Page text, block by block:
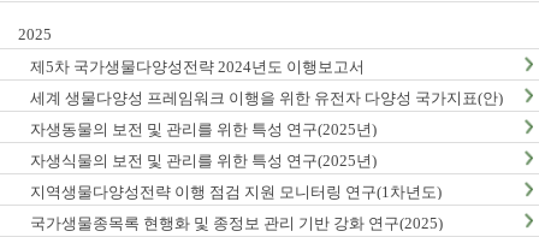
2025
제5차 국가생물다양성전략 2024년도 이행보고서
세계 생물다양성 프레임워크 이행을 위한 유전자 다양성 국가지표(안)
마련(1차년도)
자생동물의 보전 및 관리를 위한 특성 연구(2025년)
자생식물의 보전 및 관리를 위한 특성 연구(2025년)
지역생물다양성전략 이행 점검 지원 모니터링 연구(1차년도)
국가생물종목록 현행화 및 종정보 관리 기반 강화 연구(2025)